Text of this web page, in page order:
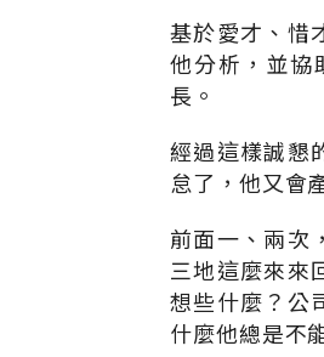
基於愛才、惜
他分析，並協
長。
經過這樣誠懇
怠了，他又會
前面一、兩次
三地這麼來來
想些什麼？公
什麼他總是不